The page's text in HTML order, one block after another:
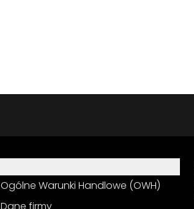
Ogólne Warunki Handlowe (OWH)